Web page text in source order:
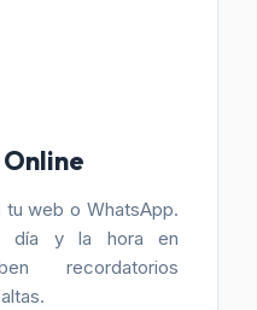
tu web o WhatsApp.
día y la hora en
recordatorios